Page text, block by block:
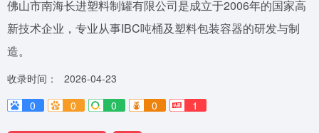
佛山市南海长进塑料制罐有限公司是成立于2006年的国家高
新技术企业，专业从事IBC吨桶及塑料包装容器的研发与制
造。
收录时间：
2026-04-23
0
0 0 0 1